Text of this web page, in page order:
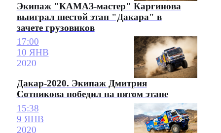
Экипаж "КАМАЗ-мастер" Каргинова
выиграл шестой этап "Дакара" в
зачете грузовиков
17:00
10 ЯНВ
2020
Дакар-2020. Экипаж Дмитрия
Сотникова победил на пятом этапе
15:38
9 ЯНВ
2020